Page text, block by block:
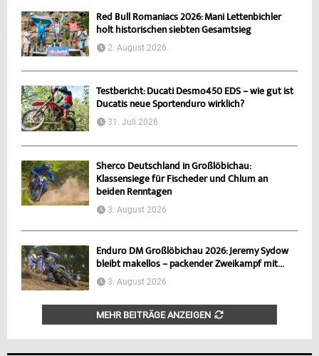
Red Bull Romaniacs 2026: Mani Lettenbichler
holt historischen siebten Gesamtsieg
2. August 2026
Testbericht: Ducati Desmo450 EDS – wie gut ist
Ducatis neue Sportenduro wirklich?
31. Juli 2026
Sherco Deutschland in Großlöbichau:
Klassensiege für Fischeder und Chlum an
beiden Renntagen
3. August 2026
Enduro DM Großlöbichau 2026: Jeremy Sydow
bleibt makellos – packender Zweikampf mit...
3. August 2026
MEHR BEITRÄGE ANZEIGEN